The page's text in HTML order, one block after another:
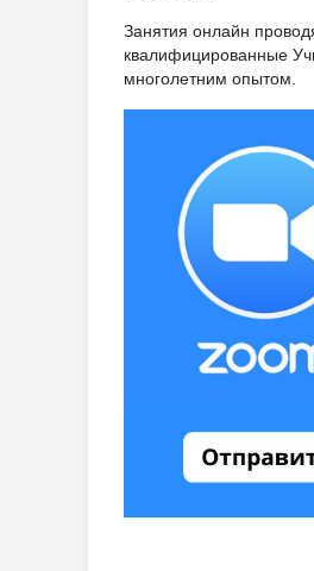
Занятия онлайн
квалифицированные
многолетним опытом.